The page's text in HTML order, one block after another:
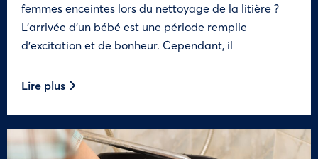
femmes enceintes lors du nettoyage de la litière ?
L’arrivée d’un bébé est une période remplie
d’excitation et de bonheur. Cependant, il
Lire plus